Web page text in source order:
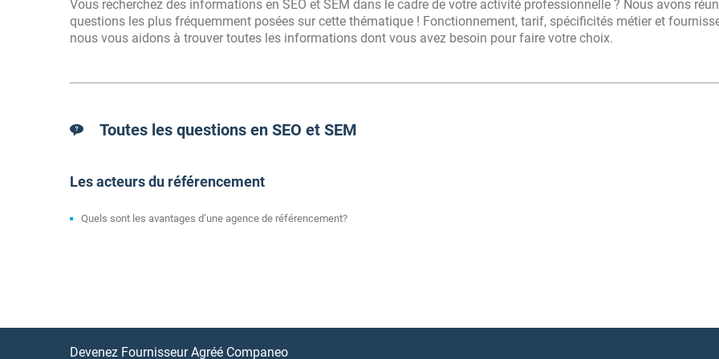
Vous recherchez des informations en SEO et SEM dans le cadre de votre activité professionnelle ? Nous avons
questions les plus fréquemment posées sur cette thématique ! Fonctionnement, tarif, spécificités métier et
nous vous aidons à trouver toutes les informations dont vous avez besoin pour faire votre choix.
Toutes les questions en SEO et SEM
Les acteurs du référencement
Quels sont les avantages d’une agence de référencement?
Devenez Fournisseur Agréé Companeo